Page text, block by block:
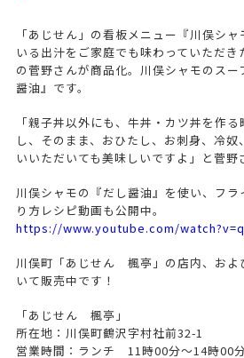
「あじせん」の看板メニュー『川俣シ
いる出汁をご家庭でも味わっていただ
の菅野さんが商品化。川俣シャモのス
醤油』です。
「親子丼以外にも、牛丼・カツ丼を作
し、そのまま、おひたし、お刺身、冷
いいただいても美味しいですよ」と菅野
川俣シャモの『だし醤油』を使い、フ
り方レシピ動画も公開中。
https://www.youtube.com/
川俣町「あじせん 楓亭」の店内、およ
いて販売中です！
「あじせん 楓亭」
所在地：川俣町鶴沢字村社前32-1
営業時間：ランチ 11時00分～14時00